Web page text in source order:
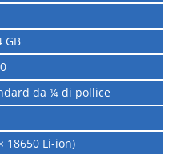
GB
da ¼ di pollice
18650 Li-ion)